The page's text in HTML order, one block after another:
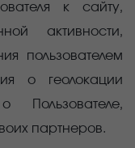
к сайту,
активности,
пользователем
о геолокации
Пользователе,
партнеров.